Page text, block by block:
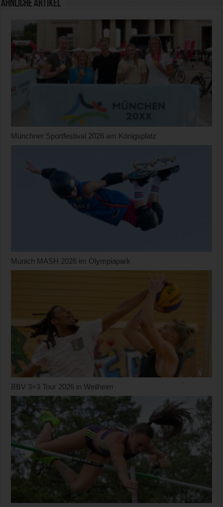
Ähnliche Artikel
Münchner Sportfestival 2026 am Königsplatz
Munich MASH 2026 im Olympiapark
BBV 3×3 Tour 2026 in Weilheim